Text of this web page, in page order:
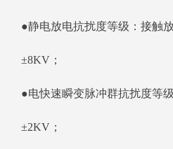
●静电放电抗扰度等级：接触
±8KV；
●电快速瞬变脉冲群抗扰度等
±2KV；